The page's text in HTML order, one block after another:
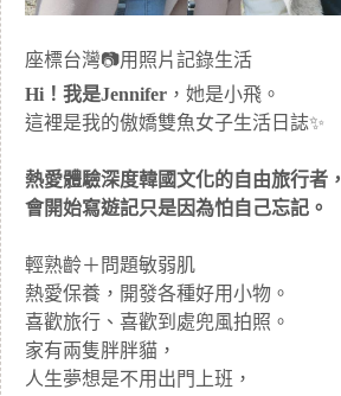
座標台灣📷用照片記錄生活
Hi！我是Jennifer ，她是小飛。
這裡是我的傲嬌雙魚女子生活日誌✨
熱愛體驗深度韓國文化的自由旅行者，
會開始寫遊記只是因為怕自己忘記。
輕熟齡＋問題敏弱肌
熱愛保養，開發各種好用小物。
喜歡旅行、喜歡到處兜風拍照。
家有兩隻胖胖貓，
人生夢想是不用出門上班，